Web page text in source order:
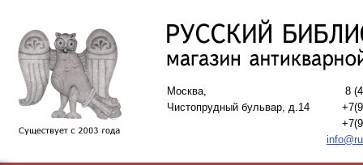
Москва,
Чистопрудный бульвар, д.14
8